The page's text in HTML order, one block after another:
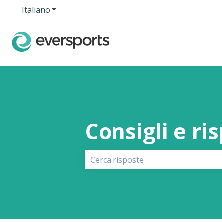
ItalianoMostra sottomenu per le traduzioni
Consigli e